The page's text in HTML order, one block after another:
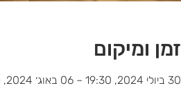
זמן ומיקום
30 ביולי 2024, 19:30 – 06 באוג׳ 2024, 20:00